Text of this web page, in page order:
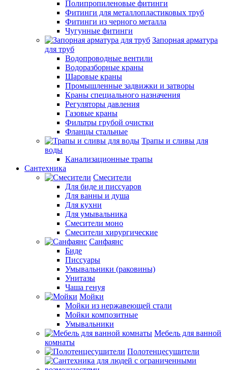
Полипропиленовые фитинги
Фитинги для металлопластиковых труб
Фитинги из черного металла
Чугунные фитинги
Запорная арматура
для труб
Водопроводные вентили
Водоразборные краны
Шаровые краны
Промышленные задвижки и затворы
Краны специального назначения
Регуляторы давления
Газовые краны
Фильтры грубой очистки
Фланцы стальные
Трапы и сливы для
воды
Канализационные трапы
Сантехника
Смесители
Для биде и писсуаров
Для ванны и душа
Для кухни
Для умывальника
Смесители моно
Смесители хирургические
Санфаянс
Биде
Писсуары
Умывальники (раковины)
Унитазы
Чаша генуя
Мойки
Мойки из нержавеющей стали
Мойки композитные
Умывальники
Мебель для ванной
комнаты
Полотенцесушители